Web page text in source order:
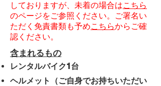
しておりますが、未着の場合はこちら
のページをご参照ください。ご署名い
ただく免責書類も予めこちらからご確
認ください。
​含まれるもの
レンタルバイク1台
ヘルメット（ご自身でお持ちいただい